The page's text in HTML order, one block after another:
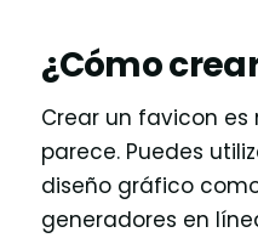
¿Cómo
Crear un favicon
parece. Puedes
diseño gráfico
generadores en